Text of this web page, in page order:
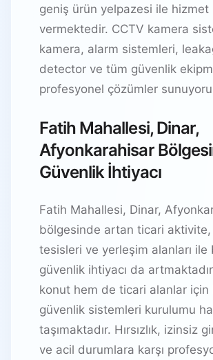
geniş ürün yelpazesi ile hizmet
vermektedir. CCTV kamera
kamera, alarm sistemleri,
detector ve tüm güvenlik
profesyonel çözümler
Fatih Mahallesi, Dinar,
Afyonkarahisar
Güvenlik İhtiyacı
Fatih Mahallesi, Dinar,
bölgesinde artan ticari aktivite,
tesisleri ve yerleşim alanları ile
güvenlik ihtiyacı da
konut hem de ticari alanlar için
güvenlik sistemleri kurulumu
taşımaktadır. Hırsızlık, izinsiz
ve acil durumlara karşı